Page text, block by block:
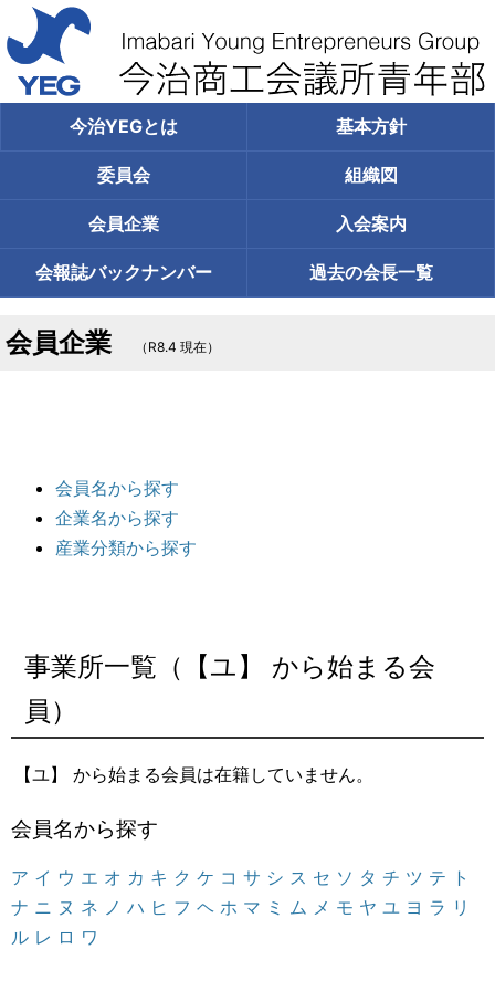
今治YEGとは 基本方針
委員会 組織図
会員企業 入会案内
会報誌バックナンバー 過去の会長一覧
会員企業 （R8.4 現在）
会員名から探す
企業名から探す
産業分類から探す
事業所一覧（【ユ】 から始まる会
員）
【ユ】 から始まる会員は在籍していません。
会員名から探す
ア イ ウ エ オ カ キ ク ケ コ サ シ ス セ ソ タ チ ツ テ ト
ナ ニ ヌ ネ ノ ハ ヒ フ ヘ ホ マ ミ ム メ モ ヤ ユ ヨ ラ リ
ル レ ロ ワ